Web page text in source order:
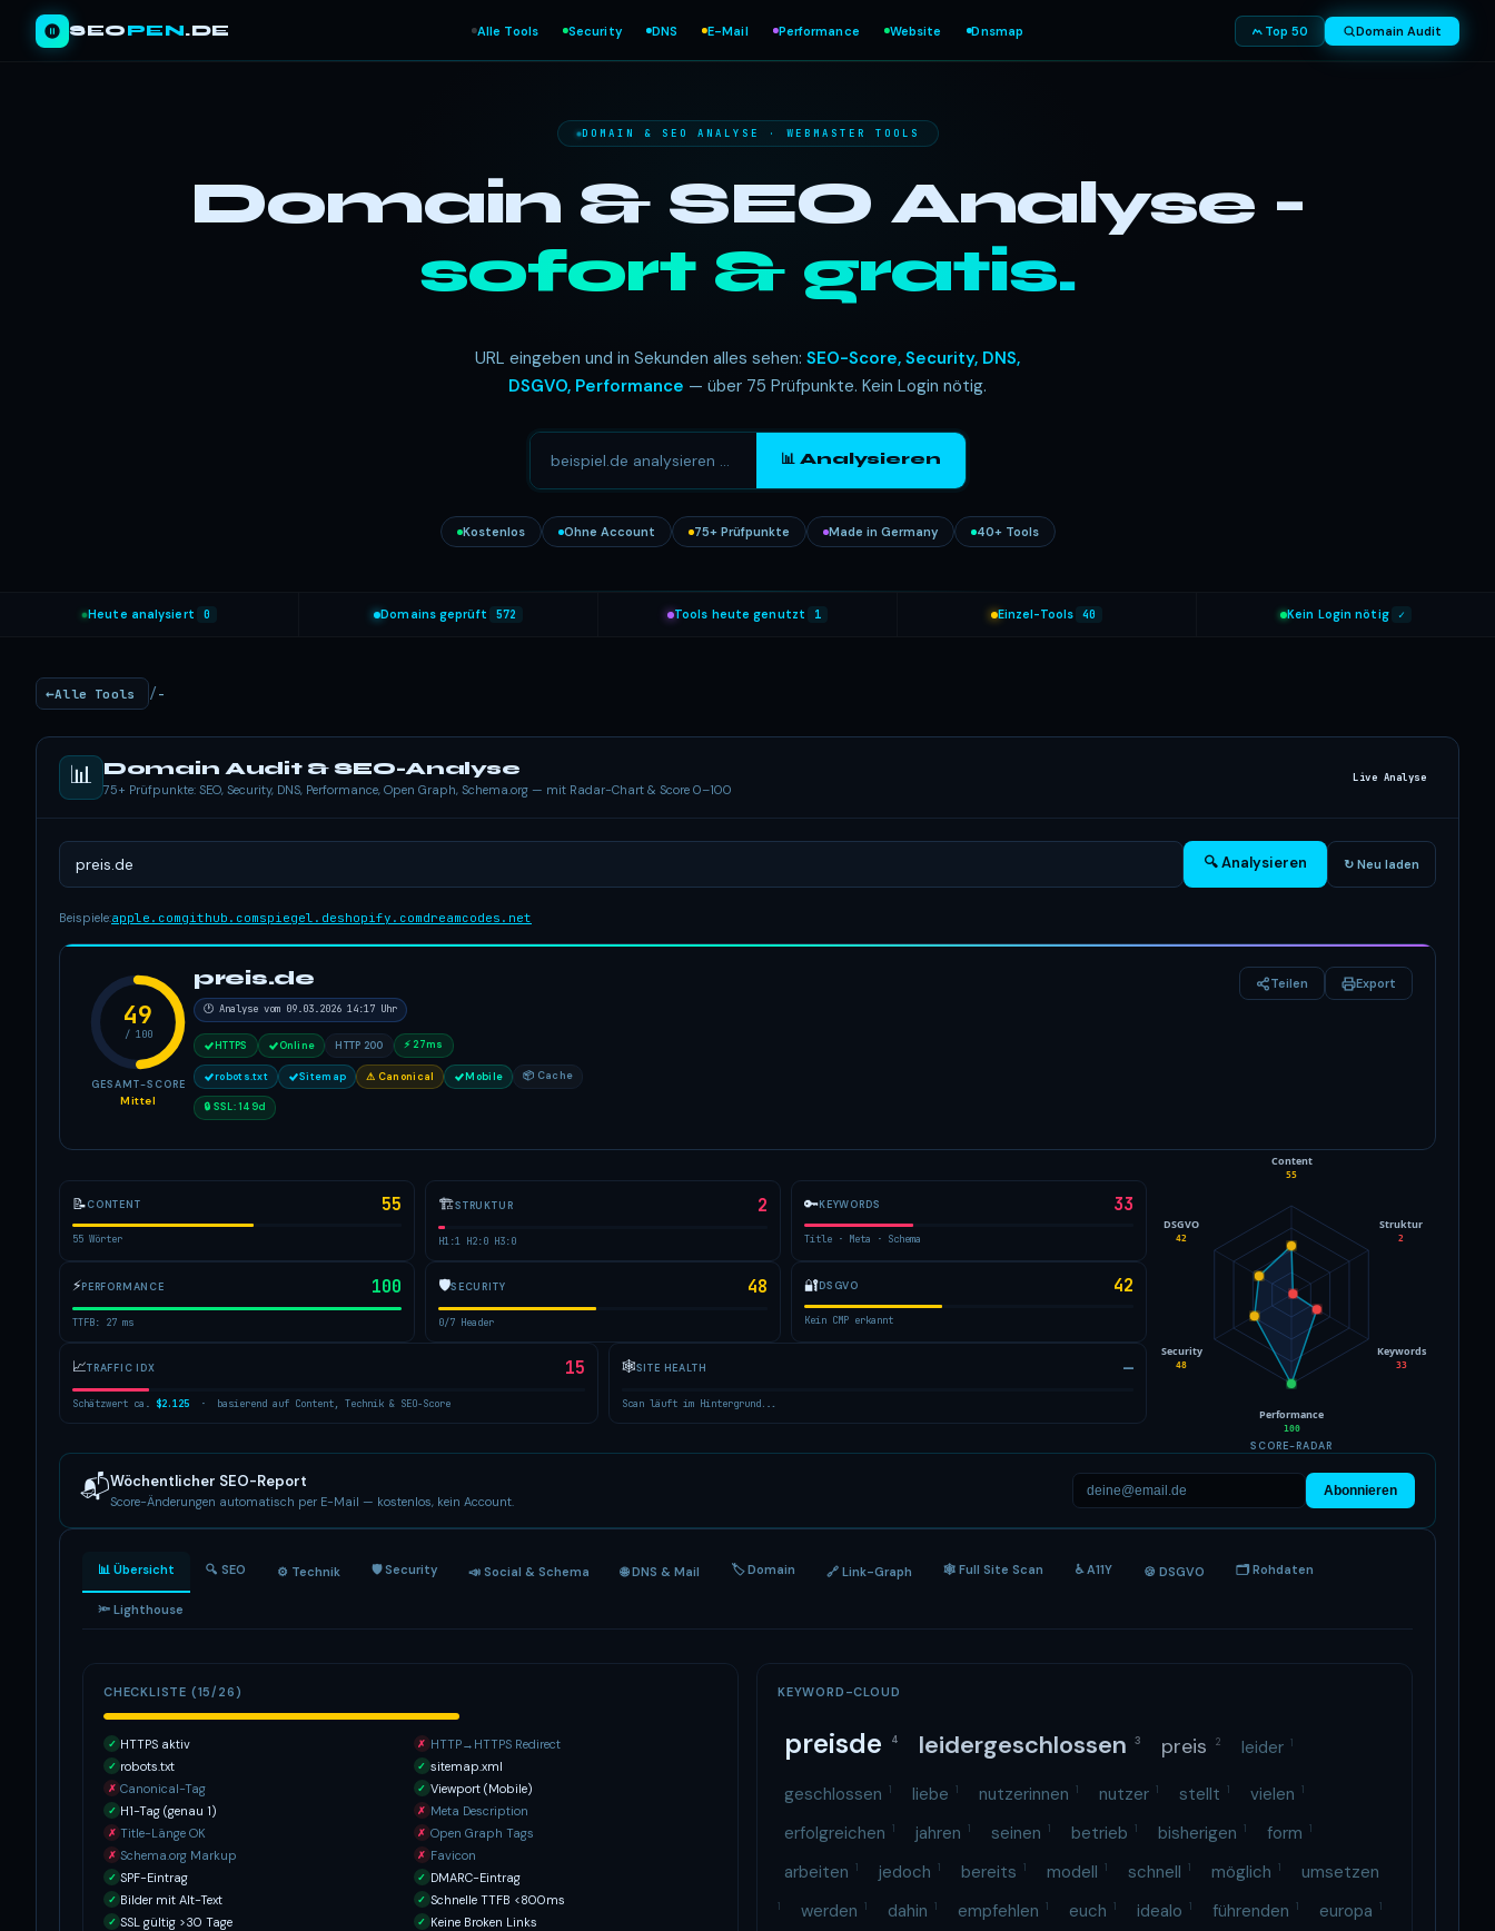
SEOPEN.DE Alle Tools Security DNS E-Mail Performance Website Dnsmap Top 50 Domain Audit
DOMAIN & SEO ANALYSE · WEBMASTER TOOLS
Domain & SEO Analyse -
sofort & gratis.
URL eingeben und in Sekunden alles sehen: SEO-Score, Security, DNS,
DSGVO, Performance — über 75 Prüfpunkte. Kein Login nötig.
📊 Analysieren
Kostenlos Ohne Account 75+ Prüfpunkte Made in Germany 40+ Tools
Heute analysiert 0 Domains geprüft 572 Tools heute genutzt 1 Einzel-Tools 40 Kein Login nötig ✓
Alle Tools / -
📊 Domain Audit & SEO-Analyse
75+ Prüfpunkte: SEO, Security, DNS, Performance, Open Graph, Schema.org — mit Radar-Chart & Score 0–100
Live Analyse
🔍 Analysieren ↻ Neu laden
Beispiele:apple.comgithub.comspiegel.deshopify.comdreamcodes.net
49
/ 100
GESAMT-SCORE
Mittel
preis.de
🕐 Analyse vom 09.03.2026 14:17 Uhr
Teilen Export
HTTPS Online HTTP 200 ⚡ 27ms
robots.txt Sitemap ⚠ Canonical Mobile 📦 Cache
🔒 SSL: 149d
📝CONTENT 55
55 Wörter
🏗STRUKTUR 2
H1:1 H2:0 H3:0
🔑KEYWORDS 33
Title · Meta · Schema
⚡PERFORMANCE 100
TTFB: 27 ms
🛡SECURITY 48
0/7 Header
🔐DSGVO 42
Kein CMP erkannt
📈TRAFFIC IDX 15
Schätzwert ca. $2.125 · basierend auf Content, Technik & SEO-Score
🕸SITE HEALTH —
Scan läuft im Hintergrund...
Content
55
Struktur
2
Keywords
33
Performance
100
Security
48
DSGVO
42
SCORE-RADAR
📬Wöchentlicher SEO-Report
Score-Änderungen automatisch per E-Mail — kostenlos, kein Account.
Abonnieren
📊 Übersicht 🔍 SEO ⚙️ Technik 🛡 Security 📣 Social & Schema 🌐 DNS & Mail 🏷 Domain 🔗 Link-Graph 🕸 Full Site Scan ♿ A11Y 🍪 DSGVO 🗂 Rohdaten
🔦 Lighthouse
CHECKLISTE (15/26)
✓ HTTPS aktiv ✗ HTTP→HTTPS Redirect
✓ robots.txt ✓ sitemap.xml
✗ Canonical-Tag ✓ Viewport (Mobile)
✓ H1-Tag (genau 1) ✗ Meta Description
✗ Title-Länge OK ✗ Open Graph Tags
✗ Schema.org Markup ✗ Favicon
✓ SPF-Eintrag ✓ DMARC-Eintrag
✓ Bilder mit Alt-Text ✓ Schnelle TTFB <800ms
✓ SSL gültig >30 Tage ✓ Keine Broken Links
KEYWORD-CLOUD
preisde 4 leidergeschlossen 3 preis 2 leider 1
geschlossen 1 liebe 1 nutzerinnen 1 nutzer 1 stellt 1 vielen 1
erfolgreichen 1 jahren 1 seinen 1 betrieb 1 bisherigen 1 form 1
arbeiten 1 jedoch 1 bereits 1 modell 1 schnell 1 möglich 1 umsetzen
1 werden 1 dahin 1 empfehlen 1 euch 1 idealo 1 führenden 1 europa 1